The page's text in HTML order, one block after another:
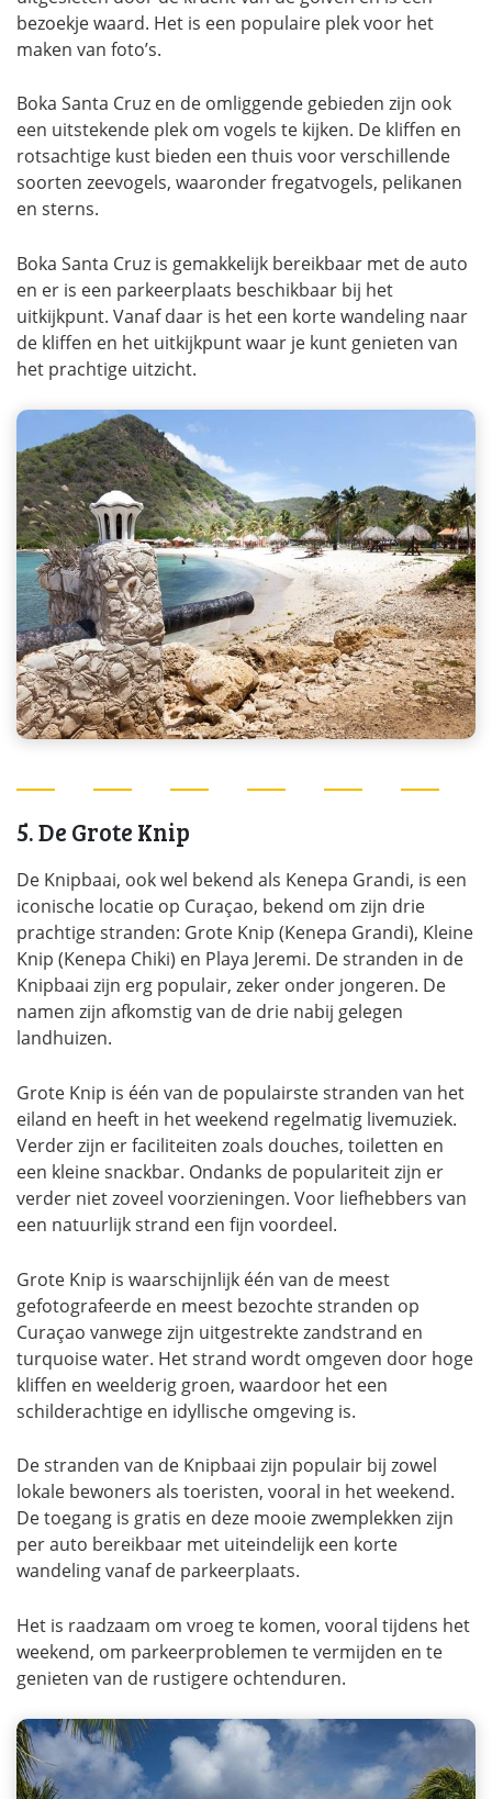
bezoekje waard. Het is een populaire plek voor het
maken van foto’s.
Boka Santa Cruz en de omliggende gebieden zijn ook
een uitstekende plek om vogels te kijken. De kliffen en
rotsachtige kust bieden een thuis voor verschillende
soorten zeevogels, waaronder fregatvogels, pelikanen
en sterns.
Boka Santa Cruz is gemakkelijk bereikbaar met de auto
en er is een parkeerplaats beschikbaar bij het
uitkijkpunt. Vanaf daar is het een korte wandeling naar
de kliffen en het uitkijkpunt waar je kunt genieten van
het prachtige uitzicht.
5. De Grote Knip
De Knipbaai, ook wel bekend als Kenepa Grandi, is een
iconische locatie op Curaçao, bekend om zijn drie
prachtige stranden: Grote Knip (Kenepa Grandi), Kleine
Knip (Kenepa Chiki) en Playa Jeremi. De stranden in de
Knipbaai zijn erg populair, zeker onder jongeren. De
namen zijn afkomstig van de drie nabij gelegen
landhuizen.
Grote Knip is één van de populairste stranden van het
eiland en heeft in het weekend regelmatig livemuziek.
Verder zijn er faciliteiten zoals douches, toiletten en
een kleine snackbar. Ondanks de populariteit zijn er
verder niet zoveel voorzieningen. Voor liefhebbers van
een natuurlijk strand een fijn voordeel.
Grote Knip is waarschijnlijk één van de meest
gefotografeerde en meest bezochte stranden op
Curaçao vanwege zijn uitgestrekte zandstrand en
turquoise water. Het strand wordt omgeven door hoge
kliffen en weelderig groen, waardoor het een
schilderachtige en idyllische omgeving is.
De stranden van de Knipbaai zijn populair bij zowel
lokale bewoners als toeristen, vooral in het weekend.
De toegang is gratis en deze mooie zwemplekken zijn
per auto bereikbaar met uiteindelijk een korte
wandeling vanaf de parkeerplaats.
Het is raadzaam om vroeg te komen, vooral tijdens het
weekend, om parkeerproblemen te vermijden en te
genieten van de rustigere ochtenduren.